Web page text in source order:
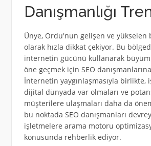
Danışmanlığı
Ünye, Ordu'nun gelişen ve yükselen
olarak hızla dikkat çekiyor. Bu
internetin gücünü kullanarak
öne geçmek için SEO
İnternetin yaygınlaşmasıyla birlikte,
dijital dünyada var olmaları ve
müşterilere ulaşmaları daha da
bu noktada SEO danışmanları
işletmelere arama motoru
konusunda rehberlik ediyor.